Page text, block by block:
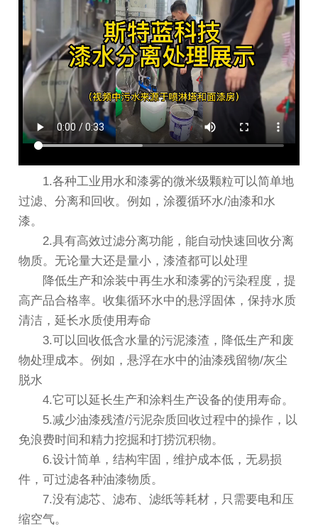
1.各种工业用水和漆雾的微米级颗粒可以简单地
过滤、分离和回收。例如，涂覆循环水/油漆和水
漆。
2.具有高效过滤分离功能，能自动快速回收分离
物质。无论量大还是量小，漆渣都可以处理
降低生产和涂装中再生水和漆雾的污染程度，提
高产品合格率。收集循环水中的悬浮固体，保持水质
清洁，延长水质使用寿命
3.可以回收低含水量的污泥漆渣，降低生产和废
物处理成本。例如，悬浮在水中的油漆残留物/灰尘
脱水
4.它可以延长生产和涂料生产设备的使用寿命。
5.减少油漆残渣/污泥杂质回收过程中的操作，以
免浪费时间和精力挖掘和打捞沉积物。
6.设计简单，结构牢固，维护成本低，无易损
件，可过滤各种油漆物质。
7.没有滤芯、滤布、滤纸等耗材，只需要电和压
缩空气。